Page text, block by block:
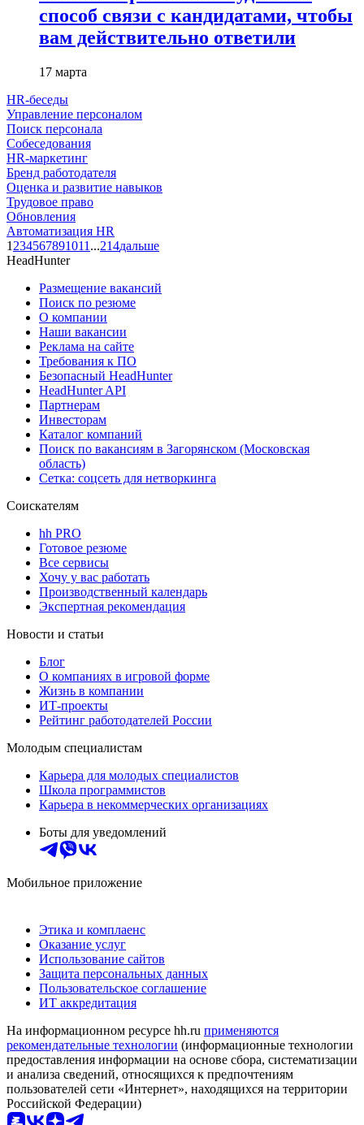
способ связи с кандидатами, чтобы
вам действительно ответили
17 марта
HR-беседы
Управление персоналом
Поиск персонала
Собеседования
HR-маркетинг
Бренд работодателя
Оценка и развитие навыков
Трудовое право
Обновления
Автоматизация HR
1 234567891011 ...214дальше
HeadHunter
Размещение вакансий
Поиск по резюме
О компании
Наши вакансии
Реклама на сайте
Требования к ПО
Безопасный HeadHunter
HeadHunter API
Партнерам
Инвесторам
Каталог компаний
Поиск по вакансиям в Загорянском (Московская
область)
Сетка: соцсеть для нетворкинга
Соискателям
hh PRO
Готовое резюме
Все сервисы
Хочу у вас работать
Производственный календарь
Экспертная рекомендация
Новости и статьи
Блог
О компаниях в игровой форме
Жизнь в компании
ИТ-проекты
Рейтинг работодателей России
Молодым специалистам
Карьера для молодых специалистов
Школа программистов
Карьера в некоммерческих организациях
Боты для уведомлений
Мобильное приложение
Этика и комплаенс
Оказание услуг
Использование сайтов
Защита персональных данных
Пользовательское соглашение
ИТ аккредитация
На информационном ресурсе hh.ru применяются
рекомендательные технологии (информационные технологии
предоставления информации на основе сбора, систематизации
и анализа сведений, относящихся к предпочтениям
пользователей сети «Интернет», находящихся на территории
Российской Федерации)